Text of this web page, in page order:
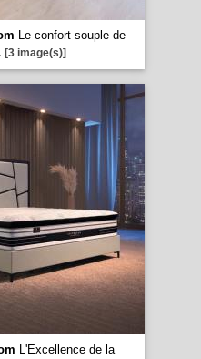
Le confort souple de
[3 image(s)]
L'Excellence de la